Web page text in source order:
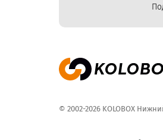
© 2002-2026 KOLOBOX